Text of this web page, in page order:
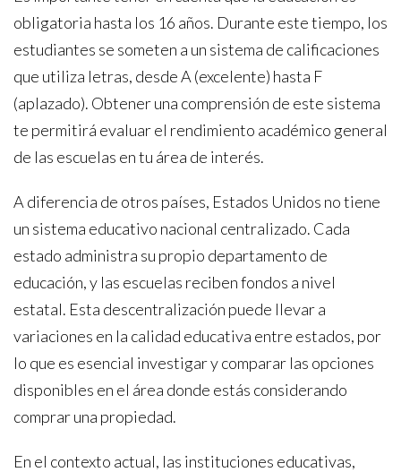
obligatoria hasta los 16 años. Durante este tiempo, los
estudiantes se someten a un sistema de calificaciones
que utiliza letras, desde A (excelente) hasta F
(aplazado). Obtener una comprensión de este sistema
te permitirá evaluar el rendimiento académico general
de las escuelas en tu área de interés.
A diferencia de otros países, Estados Unidos no tiene
un sistema educativo nacional centralizado. Cada
estado administra su propio departamento de
educación, y las escuelas reciben fondos a nivel
estatal. Esta descentralización puede llevar a
variaciones en la calidad educativa entre estados, por
lo que es esencial investigar y comparar las opciones
disponibles en el área donde estás considerando
comprar una propiedad.
En el contexto actual, las instituciones educativas,